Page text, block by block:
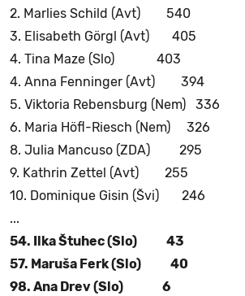
2. Marlies Schild (Avt) 540
3. Elisabeth Görgl (Avt) 405
4. Tina Maze (Slo) 403
4. Anna Fenninger (Avt) 394
5. Viktoria Rebensburg (Nem) 336
6. Maria Höfl-Riesch (Nem) 326
8. Julia Mancuso (ZDA) 295
9. Kathrin Zettel (Avt) 255
10. Dominique Gisin (Švi) 246
...
54. Ilka Štuhec (Slo) 43
57. Maruša Ferk (Slo) 40
98. Ana Drev (Slo) 6